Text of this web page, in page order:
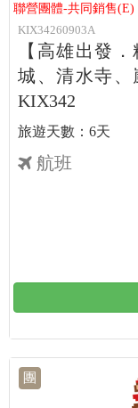
聯營團體-共同銷售(E)
KIX34260903A
【高雄出發
城、清水寺
KIX342
6天
航班
團